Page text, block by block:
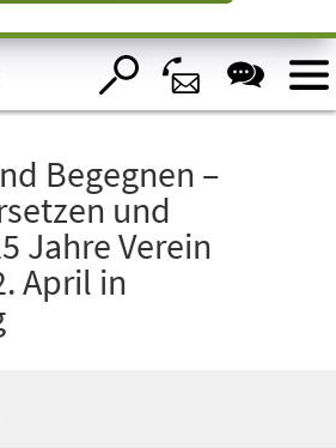
Begegnen –
und
Jahre Verein
April in